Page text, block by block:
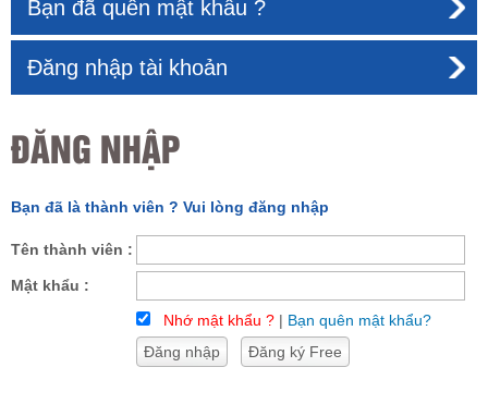
Bạn đã quên mật khẩu ?
Đăng nhập tài khoản
ĐĂNG NHẬP
Bạn đã là thành viên ? Vui lòng đăng nhập
Tên thành viên :
Mật khẩu :
Nhớ mật khẩu ? | Bạn quên mật khẩu?
Đăng nhập
Đăng ký Free